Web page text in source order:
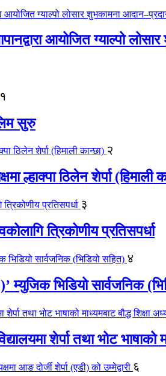
आयोजित ग्याल्पो
१
सुरु
२
ल्हाक्पा ठिलेन शेर्पा (हिमाली
३
त्रिकोणीय प्रतिसपर्धा
४
म्युजिक भिडियो सार्वजनिक
शेर्पा तथा भोट भाषाको
६